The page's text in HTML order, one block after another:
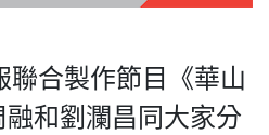
聯合製作節目《華山
和劉瀾昌同大家分